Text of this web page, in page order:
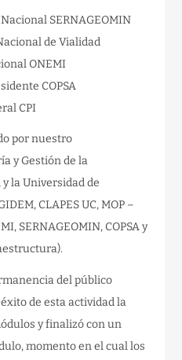
SERNAGEOMIN
de Vialidad
ONEMI
COPSA
CPI
por nuestro
y Gestión de la
y la Universidad de
CLAPES UC, MOP –
SERNAGEOMIN, COPSA y
del público
de esta actividad la
y finalizó con un
momento en el cual los